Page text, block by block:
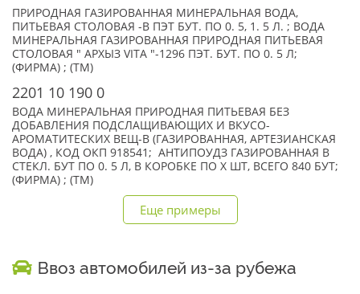
ПРИРОДНАЯ ГАЗИРОВАННАЯ МИНЕРАЛЬНАЯ ВОДА,
ПИТЬЕВАЯ СТОЛОВАЯ -В ПЭТ БУТ. ПО 0. 5, 1. 5 Л. ; ВОДА
МИНЕРАЛЬНАЯ ГАЗИРОВАННАЯ ПРИРОДНАЯ ПИТЬЕВАЯ
СТОЛОВАЯ " АРХЫЗ VITA "-1296 ПЭТ. БУТ. ПО 0. 5 Л;
(ФИРМА) ; (TM)
2201 10 190 0
ВОДА МИНЕРАЛЬНАЯ ПРИРОДНАЯ ПИТЬЕВАЯ БЕЗ
ДОБАВЛЕНИЯ ПОДСЛАЩИВАЮЩИХ И ВКУСО-
АРОМАТИТЕСКИХ ВЕЩ-В (ГАЗИРОВАННАЯ, АРТЕЗИАНСКАЯ
ВОДА) , КОД ОКП 918541; АНТИПОУДЗ ГАЗИРОВАННАЯ В
СТЕКЛ. БУТ ПО 0. 5 Л, В КОРОБКЕ ПО X ШТ, ВСЕГО 840 БУТ;
(ФИРМА) ; (TM)
Еще примеры
Ввоз автомобилей из-за рубежа